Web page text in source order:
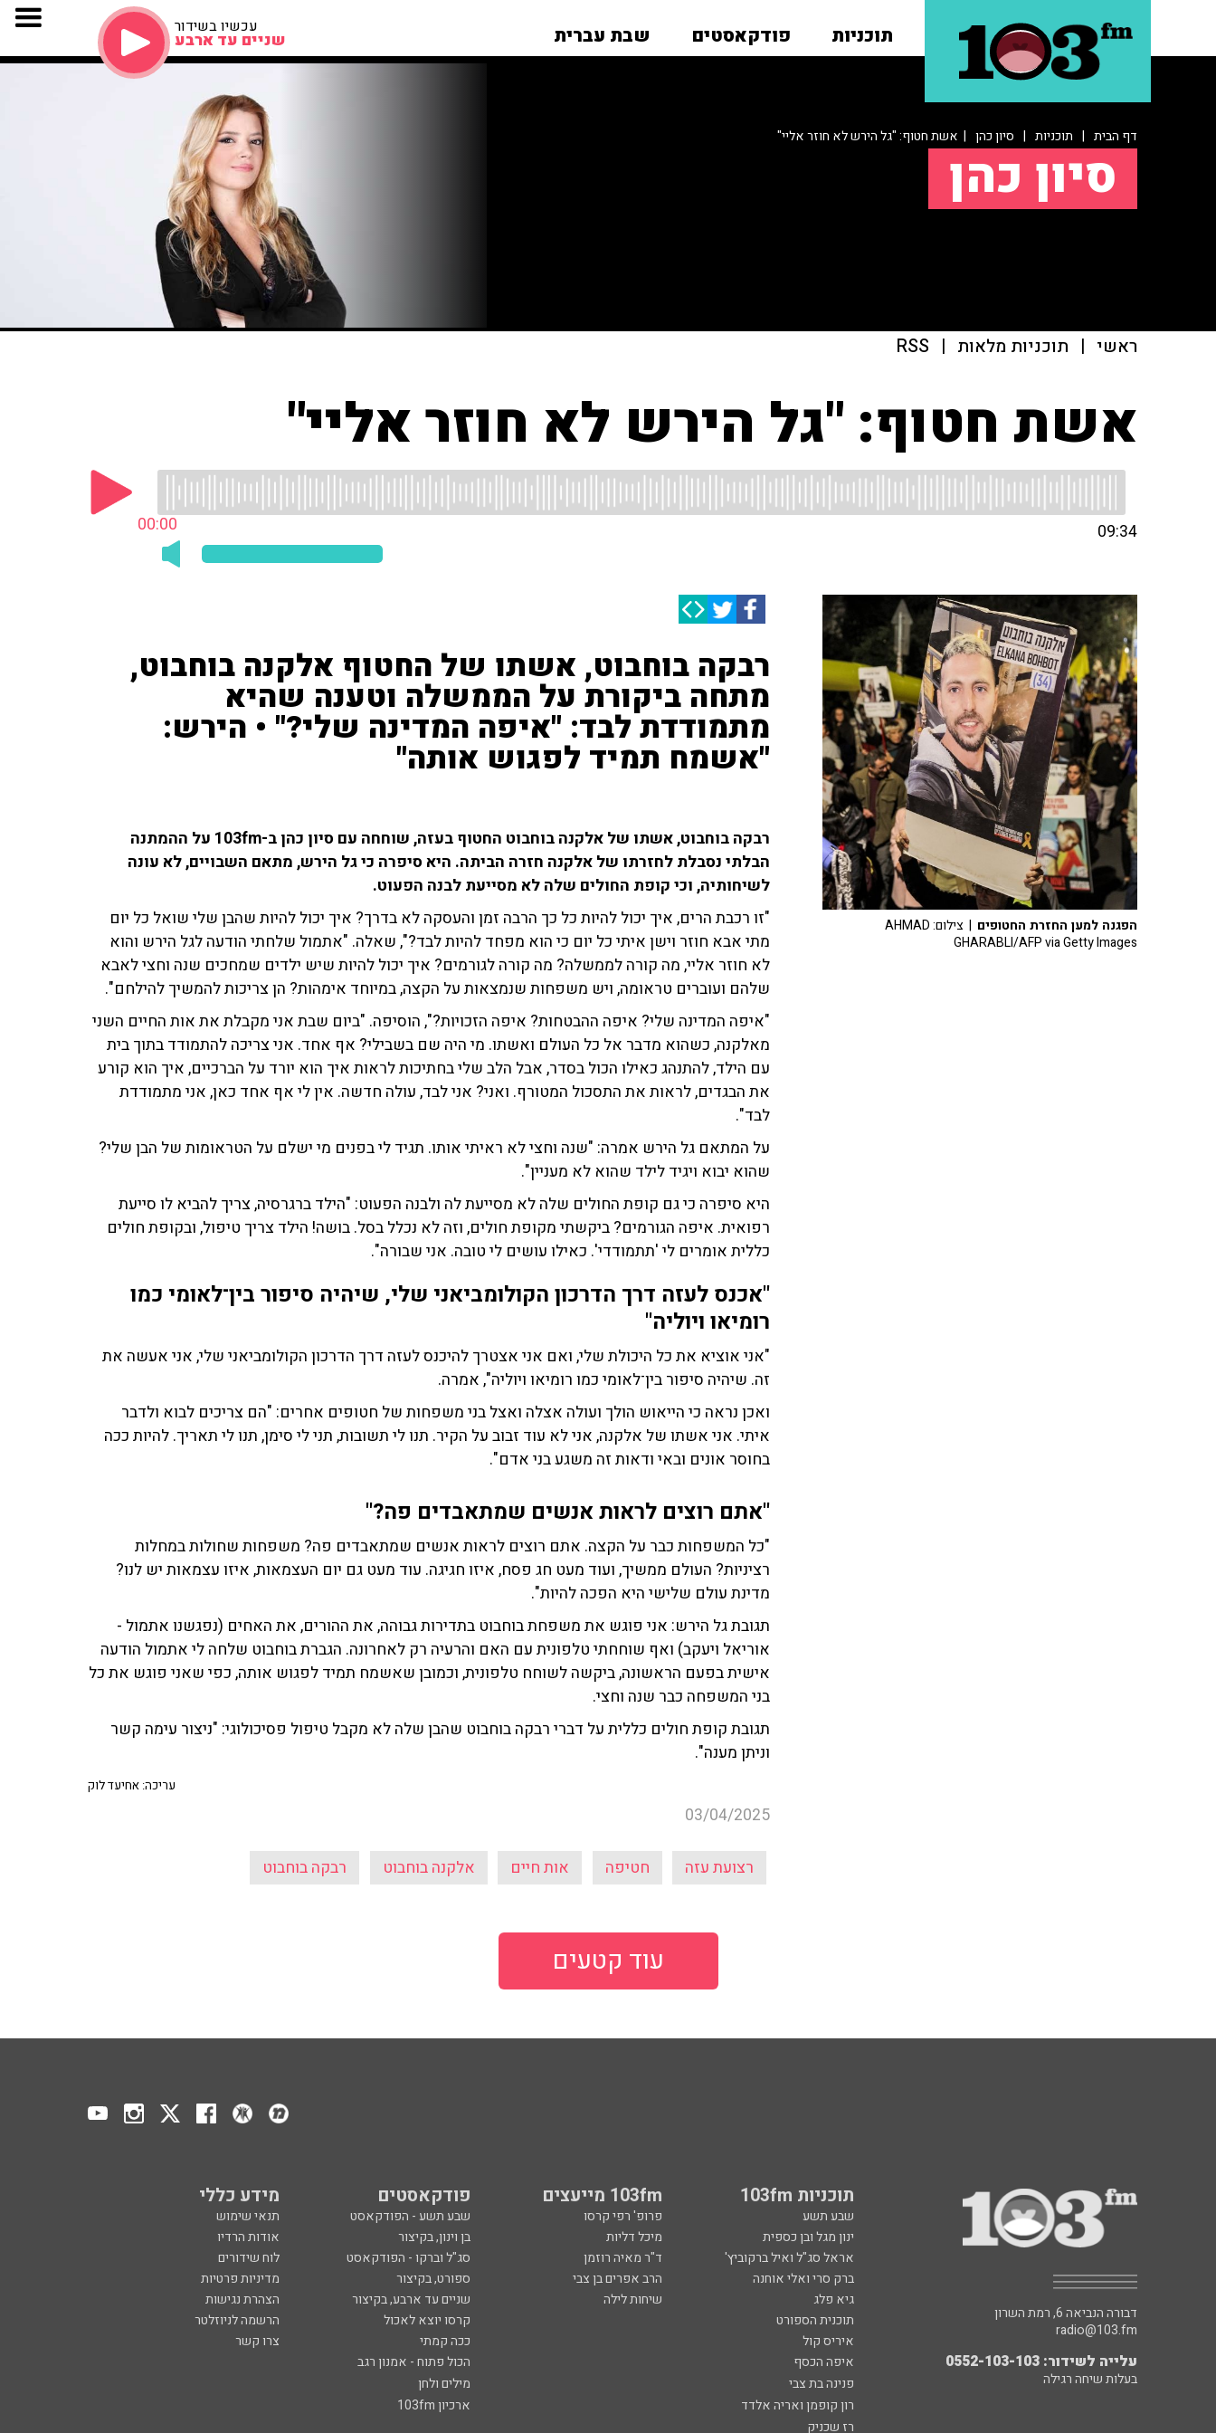
תוכניות פודקאסטים שבת עברית עכשיו בשידור
שניים עד ארבע
דף הבית | תוכניות | סיון כהן | אשת חטוף: "גל הירש לא חוזר אליי"
סיון כהן
ראשי | תוכניות מלאות |
RSS
אשת חטוף: "גל הירש לא חוזר אליי"
00:00 09:34
רבקה בוחבוט, אשתו של החטוף אלקנה בוחבוט,
מתחה ביקורת על הממשלה וטענה שהיא
מתמודדת לבד: "איפה המדינה שלי?" • הירש:
"אשמח תמיד לפגוש אותה"
רבקה בוחבוט, אשתו של אלקנה בוחבוט החטוף בעזה, שוחחה עם סיון כהן ב-103fm על ההמתנה
הבלתי נסבלת לחזרתו של אלקנה חזרה הביתה. היא סיפרה כי גל הירש, מתאם השבויים, לא עונה
לשיחותיה, וכי קופת החולים שלה לא מסייעת לבנה הפעוט.
"זו רכבת הרים, איך יכול להיות כל כך הרבה זמן והעסקה לא בדרך? איך יכול להיות שהבן שלי שואל כל יום
מתי אבא חוזר וישן איתי כל יום כי הוא מפחד להיות לבד?", שאלה. "אתמול שלחתי הודעה לגל הירש והוא
לא חוזר אליי, מה קורה לממשלה? מה קורה לגורמים? איך יכול להיות שיש ילדים שמחכים שנה וחצי לאבא
שלהם ועוברים טראומה, ויש משפחות שנמצאות על הקצה, במיוחד אימהות? הן צריכות להמשיך להילחם".
"איפה המדינה שלי? איפה ההבטחות? איפה הזכויות?", הוסיפה. "ביום שבת אני מקבלת את אות החיים השני
מאלקנה, כשהוא מדבר אל כל העולם ואשתו. מי היה שם בשבילי? אף אחד. אני צריכה להתמודד בתוך בית
עם הילד, להתנהג כאילו הכול בסדר, אבל הלב שלי בחתיכות לראות איך הוא יורד על הברכיים, איך הוא קורע
את הבגדים, לראות את התסכול המטורף. ואני? אני לבד, עולה חדשה. אין לי אף אחד כאן, אני מתמודדת
לבד".
על המתאם גל הירש אמרה: "שנה וחצי לא ראיתי אותו. תגיד לי בפנים מי ישלם על הטראומות של הבן שלי?
שהוא יבוא ויגיד לילד שהוא לא מעניין".
היא סיפרה כי גם קופת החולים שלה לא מסייעת לה ולבנה הפעוט: "הילד ברגרסיה, צריך להביא לו סייעת
רפואית. איפה הגורמים? ביקשתי מקופת חולים, וזה לא נכלל בסל. בושה! הילד צריך טיפול, ובקופת חולים
כללית אומרים לי 'תתמודדי'. כאילו עושים לי טובה. אני שבורה".
"אכנס לעזה דרך הדרכון הקולומביאני שלי, שיהיה סיפור בין־לאומי כמו
רומיאו ויוליה"
"אני אוציא את כל היכולת שלי, ואם אני אצטרך להיכנס לעזה דרך הדרכון הקולומביאני שלי, אני אעשה את
זה. שיהיה סיפור בין־לאומי כמו רומיאו ויוליה", אמרה.
ואכן נראה כי הייאוש הולך ועולה אצלה ואצל בני משפחות של חטופים אחרים: "הם צריכים לבוא ולדבר
איתי. אני אשתו של אלקנה, אני לא עוד זבוב על הקיר. תנו לי תשובות, תני לי סימן, תנו לי תאריך. להיות ככה
בחוסר אונים ובאי ודאות זה משגע בני אדם".
"אתם רוצים לראות אנשים שמתאבדים פה?"
"כל המשפחות כבר על הקצה. אתם רוצים לראות אנשים שמתאבדים פה? משפחות שחולות במחלות
רציניות? העולם ממשיך, ועוד מעט חג פסח, איזו חגיגה. עוד מעט גם יום העצמאות, איזו עצמאות יש לנו?
מדינת עולם שלישי היא הפכה להיות".
תגובת גל הירש: אני פוגש את משפחת בוחבוט בתדירות גבוהה, את ההורים, את האחים (נפגשנו אתמול -
אוריאל ויעקב) ואף שוחחתי טלפונית עם האם והרעיה רק לאחרונה. הגברת בוחבוט שלחה לי אתמול הודעה
אישית בפעם הראשונה, ביקשה לשוחח טלפונית, וכמובן שאשמח תמיד לפגוש אותה, כפי שאני פוגש את כל
בני המשפחה כבר שנה וחצי.
תגובת קופת חולים כללית על דברי רבקה בוחבוט שהבן שלה לא מקבל טיפול פסיכולוגי: "ניצור עימה קשר
וניתן מענה".
עריכה: אחיעד לוק
03/04/2025
רצועת עזה חטיפה אות חיים אלקנה בוחבוט רבקה בוחבוט
הפגנה למען החזרת החטופים
| צילום: AHMAD
GHARABLI/AFP via Getty Images
עוד קטעים
תוכניות 103fm 103fm מייעצים פודקאסטים מידע כללי
שבע תשע פרופ' רפי קרסו שבע תשע - הפודקאסט
תנאי שימוש
ינון מגל ובן כספית
מיכל דליות בן וינון, בקיצור
אודות הרדיו
אראל סג"ל ואיל ברקוביץ'
ד"ר מאיה רוזמן סג"ל וברקו - הפודקאסט
לוח שידורים
ברק סרי ואלי אוחנה
הרב אפרים בן צבי ספורט, בקיצור
מדיניות פרטיות
גיא פלג
שיחות לילה שניים עד ארבע, בקיצור
הצהרת נגישות
תוכנית הספורט
קרסו יוצא לאכול
הרשמה לניוזלטר
איריס קול
ככה קמתי
צרו קשר
איפה הכסף
הכול פתוח - אמנון רגב
פנינה בת צבי
מילים ולחן
רון קופמן ואריה אלדד
ארכיון 103fm
רז שכניק
דבורה הנביאה 6, רמת השרון
radio@103.fm
עלייה לשידור: 0552-103-103
בעלות שיחה רגילה